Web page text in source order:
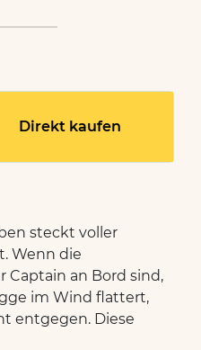
Direkt kaufen
steckt voller
Wenn die
Captain an Bord sind,
im Wind flattert,
entgegen. Diese